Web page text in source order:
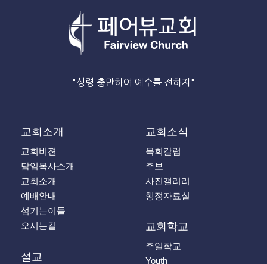
"성령 충만하여 예수를 전하자"
교회소개
교회비젼
담임목사소개
교회소개
예배안내
섬기는이들
오시는길
설교
교회소식
목회칼럼
주보
사진갤러리
행정자료실
교회학교
주일학교
Youth